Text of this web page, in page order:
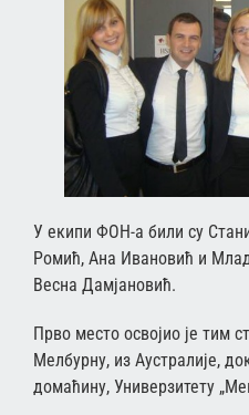
У екипи ФОН-а били су
Ромић, Ана Ивановић и
Весна Дамјановић.
Прво место освојио је тим
Мелбурну, из Аустралије,
домаћину, Универзитету